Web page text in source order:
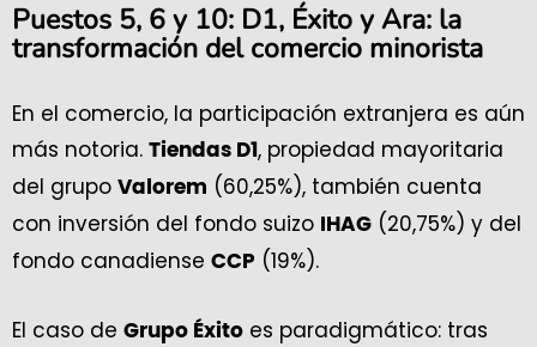
Puestos 5, 6 y 10: D1, Éxito y Ara: la
transformación del comercio minorista
En el comercio, la participación extranjera es aún
más notoria. Tiendas D1, propiedad mayoritaria
del grupo Valorem (60,25%), también cuenta
con inversión del fondo suizo
IHAG (20,75%) y del
fondo canadiense CCP (19%).
El caso de Grupo Éxito es paradigmático: tras